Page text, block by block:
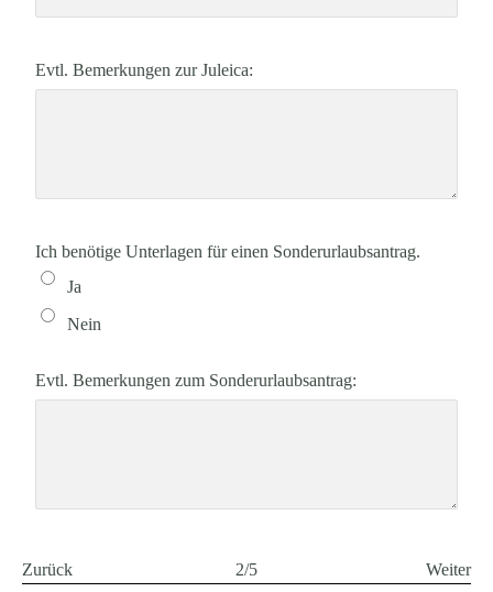
Evtl. Bemerkungen zur Juleica:
Ich benötige Unterlagen für einen Sonderurlaubsantrag.
Ja
Nein
Evtl. Bemerkungen zum Sonderurlaubsantrag:
Zurück 2/5 Weiter